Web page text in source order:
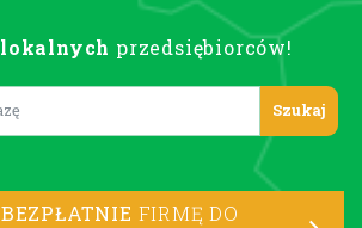
lokalnych przedsiębiorców!
BEZPŁATNIE FIRMĘ DO